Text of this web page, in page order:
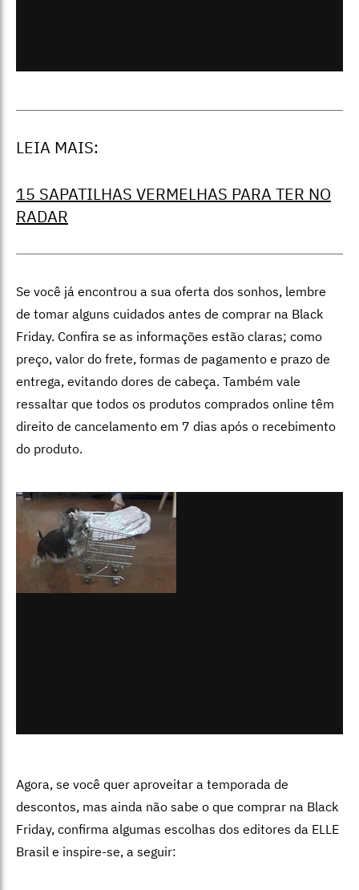
LEIA MAIS:
15 SAPATILHAS VERMELHAS PARA TER NO
RADAR
Se você já encontrou a sua oferta dos sonhos, lembre
de tomar alguns cuidados antes de comprar na Black
Friday. Confira se as informações estão claras; como
preço, valor do frete, formas de pagamento e prazo de
entrega, evitando dores de cabeça. Também vale
ressaltar que todos os produtos comprados online têm
direito de cancelamento em 7 dias após o recebimento
do produto.
Agora, se você quer aproveitar a temporada de
descontos, mas ainda não sabe o que comprar na Black
Friday, confirma algumas escolhas dos editores da ELLE
Brasil e inspire-se, a seguir: